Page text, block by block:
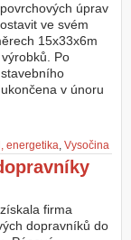
úprav
ve svém
15x33x6m
Po
v únoru
energetika, Vysočina
firma
dopravníků do